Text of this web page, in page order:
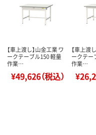
【車上渡し】山金工業 ワ
ークテーブル150 軽量
作業…
¥49,626（税込）
【車上渡
ークテー
作業…